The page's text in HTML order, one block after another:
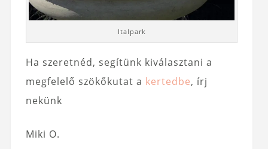
Italpark
Ha szeretnéd, segítünk kiválasztani a
megfelelő szökőkutat a kertedbe, írj
nekünk
Miki O.